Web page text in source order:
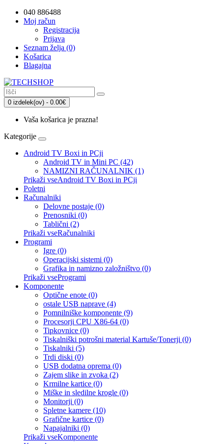
040 886488
Moj račun
Registracija
Prijava
Seznam želja (0)
Košarica
Blagajna
0 izdelek(ov) - 0.00€
Vaša košarica je prazna!
Kategorije
Android TV Boxi in PCji
Android TV in Mini PC (42)
NAMIZNI RAČUNALNIK (1)
Prikaži vseAndroid TV Boxi in PCji
Poletni
Računalniki
Delovne postaje (0)
Prenosniki (0)
Tablični (2)
Prikaži vseRačunalniki
Programi
Igre (0)
Operacijski sistemi (0)
Grafika in namizno založništvo (0)
Prikaži vseProgrami
Komponente
Optične enote (0)
ostale USB naprave (4)
Pomnilniške komponente (9)
Procesorji CPU X86-64 (0)
Tipkovnice (0)
Tiskalniški potrošni material Kartuše/Tonerji (0)
Tiskalniki (5)
Trdi diski (0)
USB dodatna oprema (0)
Zajem slike in zvoka (2)
Krmilne kartice (0)
Miške in sledilne krogle (0)
Monitorji (0)
Spletne kamere (10)
Grafične kartice (0)
Napajalniki (0)
Prikaži vseKomponente